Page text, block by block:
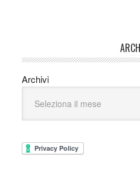
Archivi